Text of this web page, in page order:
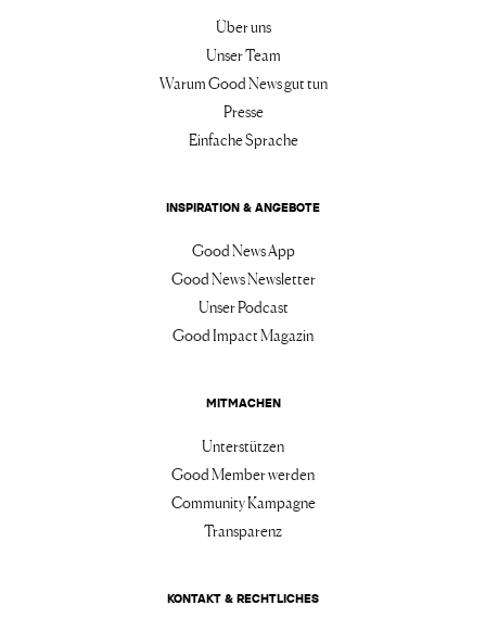
Über uns
Unser Team
Warum Good News gut tun
Presse
Einfache Sprache
INSPIRATION & ANGEBOTE
Good News App
Good News Newsletter
Unser Podcast
Good Impact Magazin
MITMACHEN
Unterstützen
Good Member werden
Community Kampagne
Transparenz
KONTAKT & RECHTLICHES